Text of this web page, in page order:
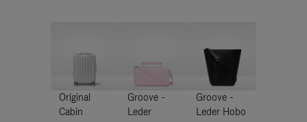
Original
Cabin
Groove -
Leder
Groove -
Leder Hobo